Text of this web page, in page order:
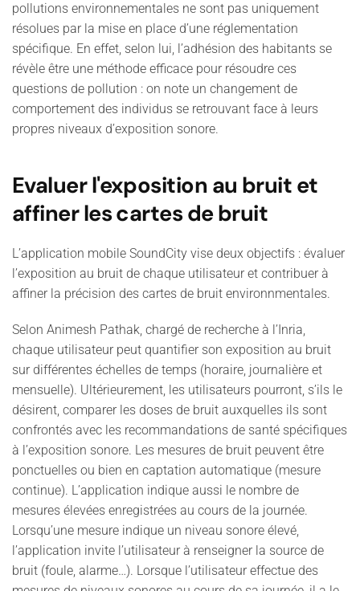
pollutions environnementales ne sont pas uniquement
résolues par la mise en place d’une réglementation
spécifique. En effet, selon lui, l’adhésion des habitants se
révèle être une méthode efficace pour résoudre ces
questions de pollution : on note un changement de
comportement des individus se retrouvant face à leurs
propres niveaux d’exposition sonore.
Evaluer l'exposition au bruit et
affiner les cartes de bruit
L’application mobile SoundCity vise deux objectifs : évaluer
l’exposition au bruit de chaque utilisateur et contribuer à
affiner la précision des cartes de bruit environnmentales.
Selon Animesh Pathak, chargé de recherche à l’Inria,
chaque utilisateur peut quantifier son exposition au bruit
sur différentes échelles de temps (horaire, journalière et
mensuelle). Ultérieurement, les utilisateurs pourront, s’ils le
désirent, comparer les doses de bruit auxquelles ils sont
confrontés avec les recommandations de santé spécifiques
à l’exposition sonore. Les mesures de bruit peuvent être
ponctuelles ou bien en captation automatique (mesure
continue). L’application indique aussi le nombre de
mesures élevées enregistrées au cours de la journée.
Lorsqu’une mesure indique un niveau sonore élevé,
l’application invite l’utilisateur à renseigner la source de
bruit (foule, alarme…). Lorsque l’utilisateur effectue des